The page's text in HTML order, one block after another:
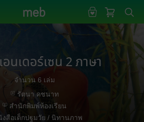
นเดอร์เซน 2 ภาษา
จำนวน 6 เล่ม
รัตนา คชนาท
สำนักพิมพ์ห้องเรียน
งสือเด็กปฐมวัย / นิทานภาพ